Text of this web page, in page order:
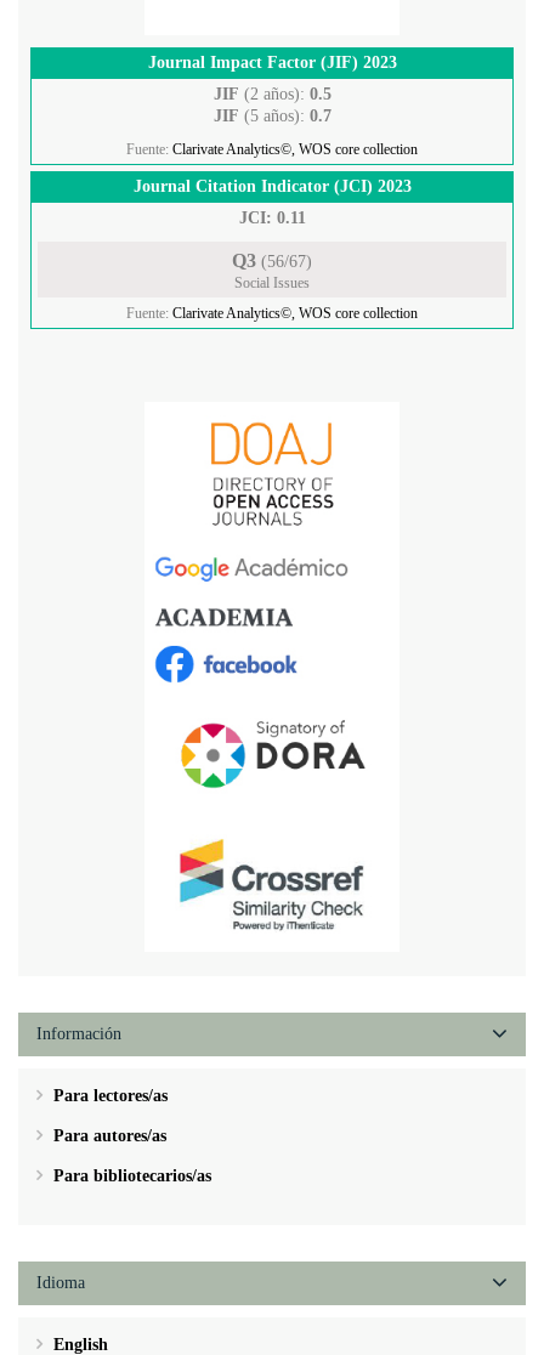
Journal Impact Factor (JIF) 2023
JIF (2 años): 0.5
JIF (5 años): 0.7
Fuente: Clarivate Analytics©, WOS core collection
Journal Citation Indicator (JCI) 2023
JCI: 0.11
Q3 (56/67)
Social Issues
Fuente: Clarivate Analytics©, WOS core collection
Información
Para lectores/as
Para autores/as
Para bibliotecarios/as
Idioma
English